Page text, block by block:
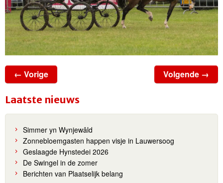
← Vorige Volgende →
Laatste nieuws
Simmer yn Wynjewâld
Zonnebloemgasten happen visje in Lauwersoog
Geslaagde Hynstedei 2026
De Swingel in de zomer
Berichten van Plaatselijk belang